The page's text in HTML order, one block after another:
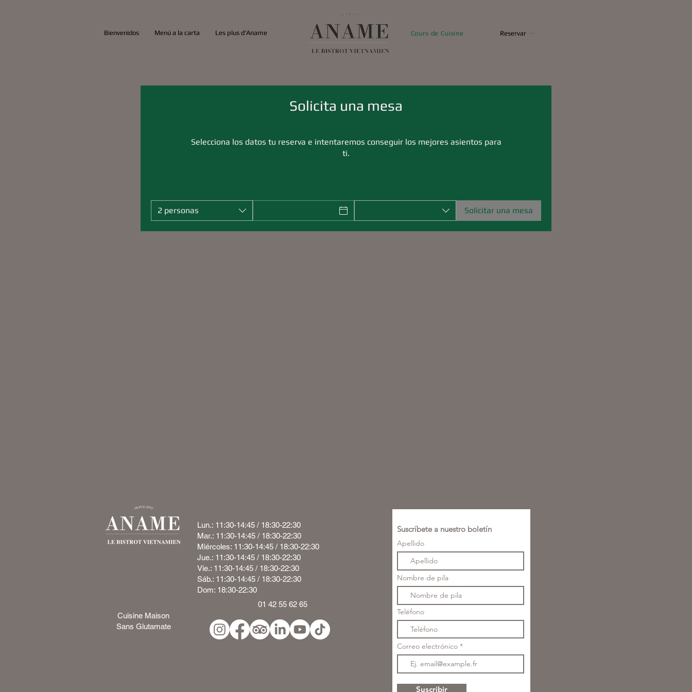
Bienvenidos Menú a la carta Les plus d'Aname Cours de Cuisine Reservar
Solicita una mesa
Selecciona los datos tu reserva e intentaremos conseguir los mejores asientos para
ti.
2 personas Solicitar una mesa
Lun.: 11:30-14:45 / 18:30-22:30
Mar.: 11:30-14:45 / 18:30-22:30
Miércoles: 11:30-14:45 / 18:30-22:30
Jue.: 11:30-14:45 / 18:30-22:30
Vie.: 11:30-14:45 / 18:30-22:30
Sáb.: 11:30-14:45 / 18:30-22:30
Dom: 18:30-22:30
Cuisine Maison
Sans Glutamate
01 42 55 62 65
Suscríbete a nuestro boletín
Apellido
Nombre de pila
Teléfono
Correo electrónico
Suscribir